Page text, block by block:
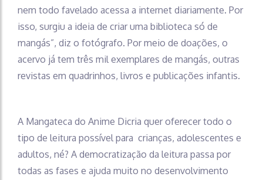
nem todo favelado acessa a internet diariamente. Por
isso, surgiu a ideia de criar uma biblioteca só de
mangás”, diz o fotógrafo. Por meio de doações, o
acervo já tem três mil exemplares de mangás, outras
revistas em quadrinhos, livros e publicações infantis.
A Mangateca do Anime Dicria quer oferecer todo o
tipo de leitura possível para crianças, adolescentes e
adultos, né? A democratização da leitura passa por
todas as fases e ajuda muito no desenvolvimento